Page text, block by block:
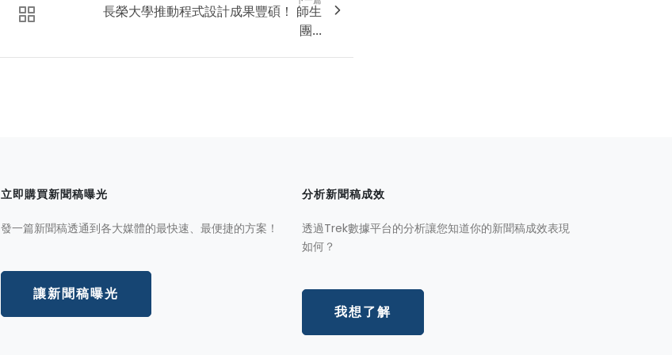
長榮大學推動程式設計成果豐碩！ 師生
團...
立即購買新聞稿曝光
發一篇新聞稿透通到各大媒體的最快速、最便捷的方案！
讓新聞稿曝光
分析新聞稿成效
透過Trek數據平台的分析讓您知道你的新聞稿成效表現
如何？
我想了解